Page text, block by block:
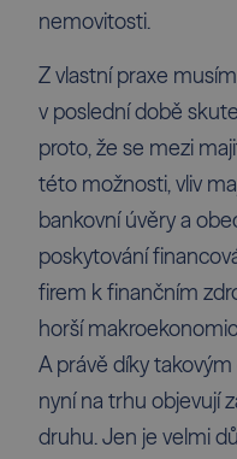
nemovitosti.
Z vlastní praxe
v poslední době
proto, že se mezi
této možnosti, vliv
bankovní úvěry a
poskytování
firem k finančním
horší
A právě díky
nyní na trhu objevují
druhu. Jen je velmi